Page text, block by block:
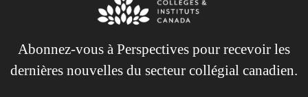
Abonnez-vous à Perspectives pour recevoir les
dernières nouvelles du secteur collégial canadien.